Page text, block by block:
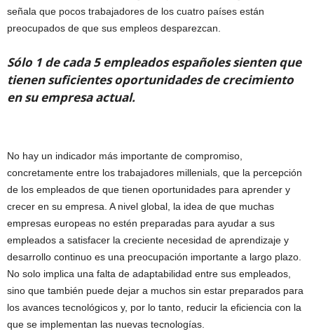
señala que pocos trabajadores de los cuatro países están
preocupados de que sus empleos desparezcan.
Sólo 1 de cada 5 empleados españoles sienten que
tienen suficientes oportunidades de crecimiento
en su empresa actual.
No hay un indicador más importante de compromiso,
concretamente entre los trabajadores millenials, que la percepción
de los empleados de que tienen oportunidades para aprender y
crecer en su empresa. A nivel global, la idea de que muchas
empresas europeas no estén preparadas para ayudar a sus
empleados a satisfacer la creciente necesidad de aprendizaje y
desarrollo continuo es una preocupación importante a largo plazo.
No solo implica una falta de adaptabilidad entre sus empleados,
sino que también puede dejar a muchos sin estar preparados para
los avances tecnológicos y, por lo tanto, reducir la eficiencia con la
que se implementan las nuevas tecnologías.